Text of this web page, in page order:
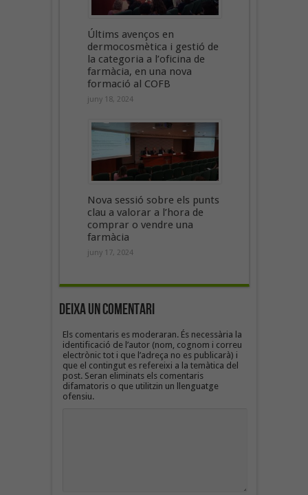
Últims avenços en
dermocosmètica i gestió de
la categoria a l’oficina de
farmàcia, en una nova
formació al COFB
juny 18, 2024
Nova sessió sobre els punts
clau a valorar a l’hora de
comprar o vendre una
farmàcia
juny 17, 2024
Deixa un Comentari
Els comentaris es moderaran. És necessària la
identificació de l’autor (nom, cognom i correu
electrònic tot i que l’adreça no es publicarà) i
que el contingut es refereixi a la temàtica del
post. Seran eliminats els comentaris
difamatoris o que utilitzin un llenguatge
ofensiu.